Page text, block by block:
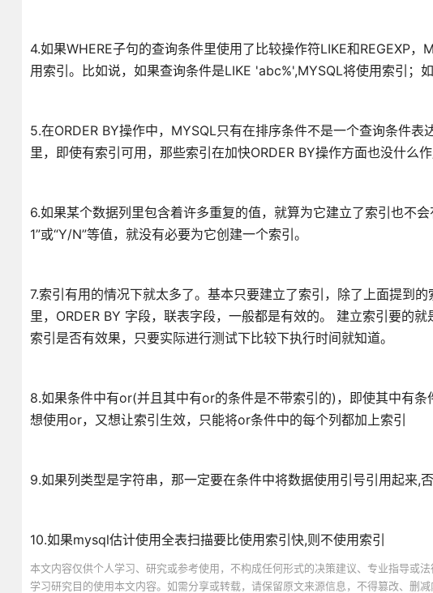
4.如果WHERE子句的查询条件里使用了比较操作符LIKE和REGEXP
用索引。比如说，如果查询条件是LIKE 'abc%',MYSQL将使用索引；
5.在ORDER BY操作中，MYSQL只有在排序条件不是一个查询条件
里，即使有索引可用，那些索引在加快ORDER BY操作方面也没什么作
6.如果某个数据列里包含着许多重复的值，就算为它建立了索引也不
1”或“Y/N”等值，就没有必要为它创建一个索引。
7.索引有用的情况下就太多了。基本只要建立了索引，除了上面提到
里，ORDER BY 字段，联表字段，一般都是有效的。 建立索引要的
索引是否有效果，只要实际进行测试下比较下执行时间就知道。
8.如果条件中有or(并且其中有or的条件是不带索引的)，即使其中有
想使用or，又想让索引生效，只能将or条件中的每个列都加上索引
9.如果列类型是字符串，那一定要在条件中将数据使用引号引用起来,
10.如果mysql估计使用全表扫描要比使用索引快,则不使用索引
本文内容仅供个人学习、研究或参考使用，不构成任何形式的决策建议、专业指导或
学习研究目的使用本文内容。如需分享或转载，请保留原文来源信息，不得篡改、删